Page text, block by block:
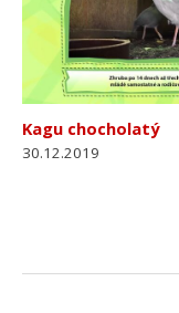
Kagu chocholatý
30.12.2019